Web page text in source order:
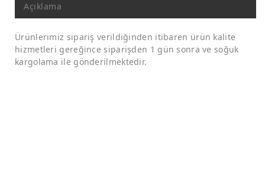
Açıklama
Ürünlerimiz sipariş verildiğinden itibaren ürün kalite
hizmetleri gereğince siparişden 1 gün sonra ve soğuk
kargolama ile gönderilmektedir.